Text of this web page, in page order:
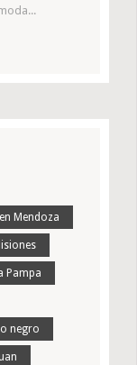
Mendoza
Pampa
negro